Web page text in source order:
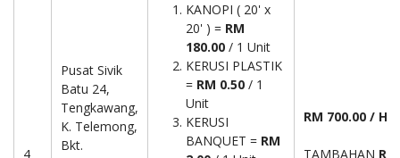
4
Pusat Sivik
Batu 24,
Tengkawang,
K. Telemong,
Bkt.
KANOPI ( 20' x
20' ) = RM
180.00 / 1 Unit
KERUSI PLASTIK
= RM 0.50 / 1
Unit
KERUSI
BANQUET = RM
RM 700.00 /
TAMBAHAN RM